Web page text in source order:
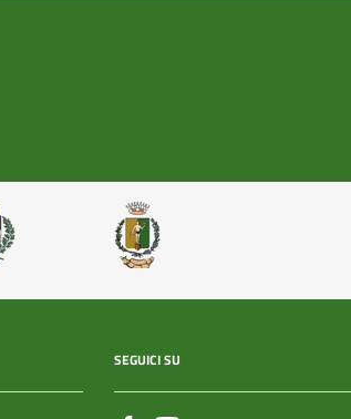
SEGUICI SU